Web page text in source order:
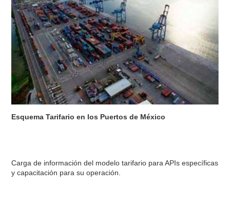
Esquema Tarifario en los Puertos de México
Carga de información del modelo tarifario para APIs específicas
y capacitación para su operación.